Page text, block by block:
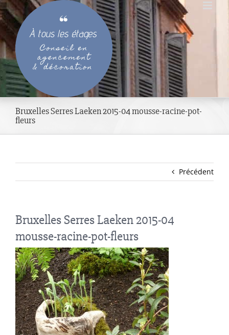
Passer
au
contenu
Bruxelles Serres Laeken 2015-04 mousse-racine-pot-
fleurs
Précédent
Bruxelles Serres Laeken 2015-04
mousse-racine-pot-fleurs